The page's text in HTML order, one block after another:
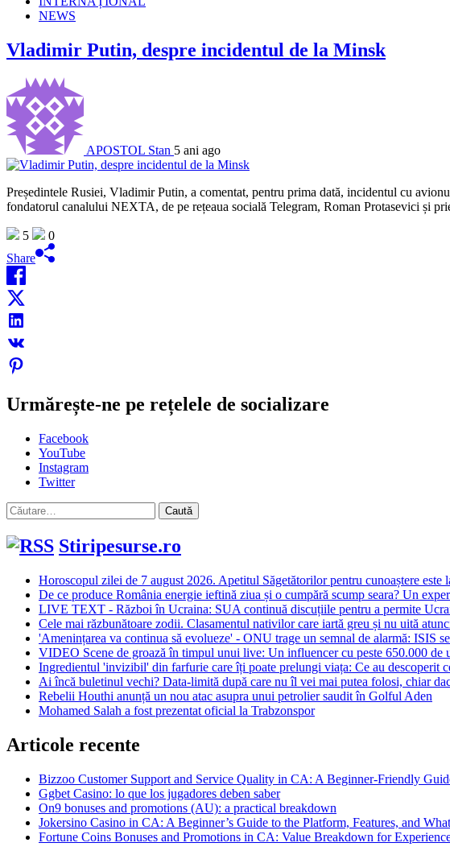
NEWS
Vladimir Putin, despre incidentul de la Minsk
APOSTOL Stan 5 ani ago
Președintele Rusiei, Vladimir Putin, a comentat, pentru prima dată, incidentul cu
fondatorul canalului NEXTA, de pe rețeaua socială Telegram, Roman Protasevici și
5
0
Share
Urmărește-ne pe rețelele de socializare
Facebook
YouTube
Instagram
Twitter
Caută
după:
Stiripesurse.ro
Horoscopul zilei de 7 august 2026. Apetitul Săgetătorilor pentru cunoaștere este
De ce produce România energie ieftină ziua și o cumpără scump seara? Un
LIVE TEXT - Război în Ucraina: SUA continuă discuțiile pentru a permite
Cele mai răzbunătoare zodii. Clasamentul nativilor care iartă greu și nu uită
'Amenințarea va continua să evolueze' - ONU trage un semnal de alarmă: ISIS
VIDEO Scene de groază în timpul unui live: Un influencer cu peste 650.000 de
Ingredientul 'invizibil' din farfurie care îți poate prelungi viața: Ce au descoperit
Ai încă buletinul vechi? Data-limită după care nu îl vei mai putea folosi, chiar
Rebelii Houthi anunță un nou atac asupra unui petrolier saudit în Golful Aden
Mohamed Salah a fost prezentat oficial la Trabzonspor
Articole recente
Bizzoo Customer Support and Service Quality in CA: A Beginner-Friendly
Ggbet Casino: lo que los jugadores deben saber
On9 bonuses and promotions (AU): a practical breakdown
Jokersino Casino in CA: A Beginner’s Guide to the Platform, Features, and
Fortune Coins Bonuses and Promotions in CA: Value Breakdown for